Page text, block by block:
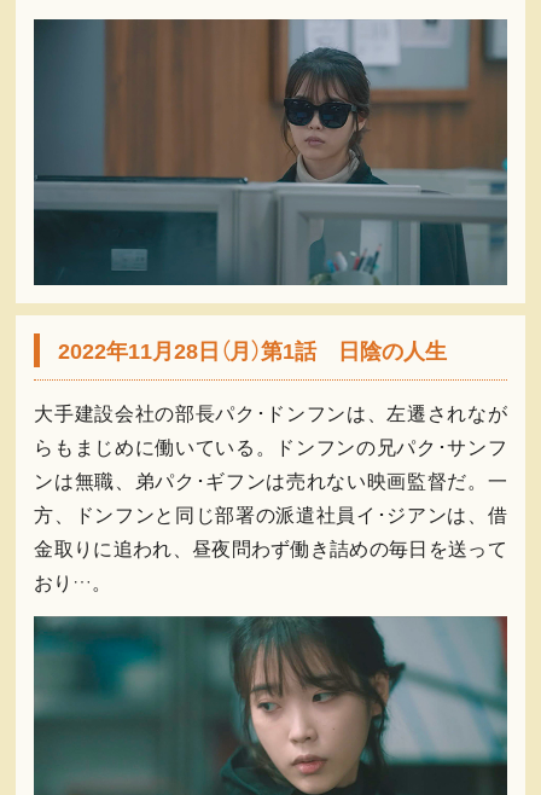
2022年11月28日（月）第1話 日陰の人生
大手建設会社の部長パク･ドンフンは、左遷されなが
らもまじめに働いている。ドンフンの兄パク･サンフ
ンは無職、弟パク･ギフンは売れない映画監督だ。一
方、ドンフンと同じ部署の派遣社員イ･ジアンは、借
金取りに追われ、昼夜問わず働き詰めの毎日を送って
おり…。